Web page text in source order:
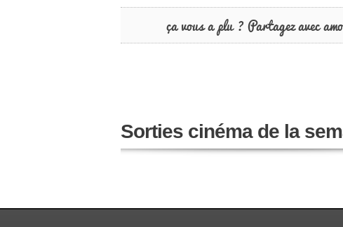
ça vous a plu ? Partagez avec
Sorties cinéma de la